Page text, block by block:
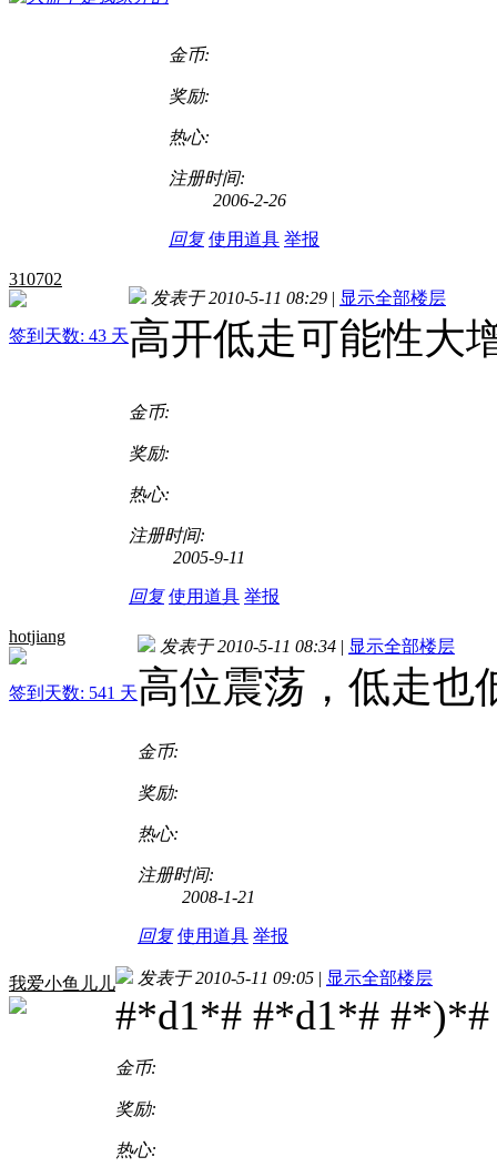
金币:
奖励:
热心:
注册时间:
2006-2-26
回复 使用道具 举报
310702
签到天数: 43 天
发表于 2010-5-11 08:29 | 显示全部楼层
高开低走可能性大
金币:
奖励:
热心:
注册时间:
2005-9-11
回复 使用道具 举报
hotjiang
签到天数: 541 天
发表于 2010-5-11 08:34 | 显示全部楼层
高位震荡，低走也
金币:
奖励:
热心:
注册时间:
2008-1-21
回复 使用道具 举报
我爱小鱼儿儿 发表于 2010-5-11 09:05 | 显示全部楼层
#*d1*# #*d1*#
金币:
奖励:
热心: